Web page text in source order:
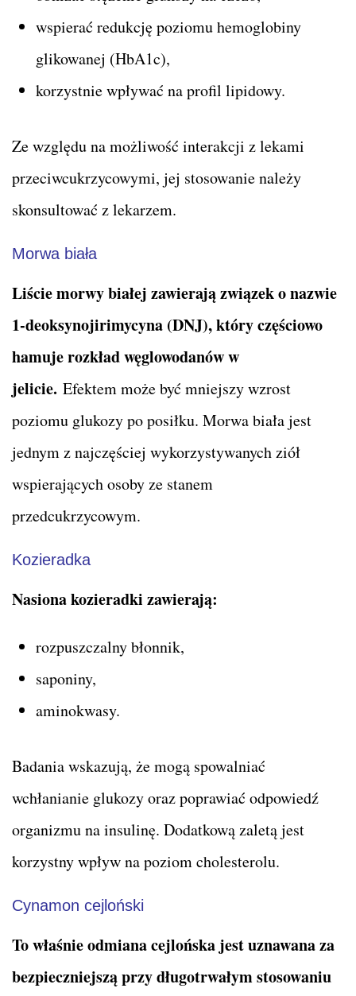
wspierać redukcję poziomu hemoglobiny
glikowanej (HbA1c),
korzystnie wpływać na profil lipidowy.
Ze względu na możliwość interakcji z lekami
przeciwcukrzycowymi, jej stosowanie należy
skonsultować z lekarzem.
Morwa biała
Liście morwy białej zawierają związek o nazwie
1-deoksynojirimycyna (DNJ), który częściowo
hamuje rozkład węglowodanów w
jelicie. Efektem może być mniejszy wzrost
poziomu glukozy po posiłku. Morwa biała jest
jednym z najczęściej wykorzystywanych ziół
wspierających osoby ze stanem
przedcukrzycowym.
Kozieradka
Nasiona kozieradki zawierają:
rozpuszczalny błonnik,
saponiny,
aminokwasy.
Badania wskazują, że mogą spowalniać
wchłanianie glukozy oraz poprawiać odpowiedź
organizmu na insulinę. Dodatkową zaletą jest
korzystny wpływ na poziom cholesterolu.
Cynamon cejloński
To właśnie odmiana cejlońska jest uznawana za
bezpieczniejszą przy długotrwałym stosowaniu